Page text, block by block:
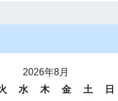
2026年8月
水 木 金 土
日